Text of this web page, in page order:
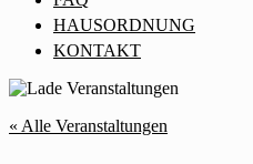
HAUSORDNUNG
KONTAKT
« Alle Veranstaltungen